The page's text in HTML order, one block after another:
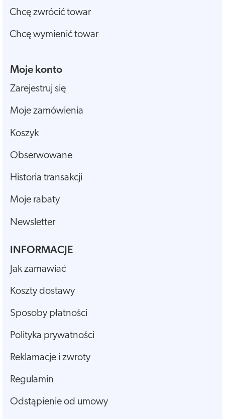
Chcę zwrócić towar
Chcę wymienić towar
Moje konto
Zarejestruj się
Moje zamówienia
Koszyk
Obserwowane
Historia transakcji
Moje rabaty
Newsletter
INFORMACJE
Jak zamawiać
Koszty dostawy
Sposoby płatności
Polityka prywatności
Reklamacje i zwroty
Regulamin
Odstąpienie od umowy